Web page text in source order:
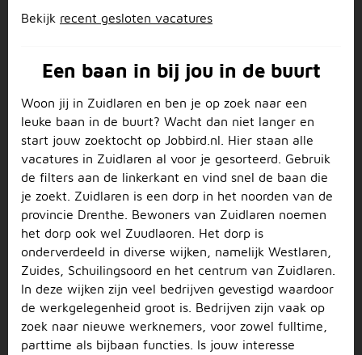
Bekijk recent gesloten vacatures
Een baan in bij jou in de buurt
Woon jij in Zuidlaren en ben je op zoek naar een
leuke baan in de buurt? Wacht dan niet langer en
start jouw zoektocht op Jobbird.nl. Hier staan alle
vacatures in Zuidlaren al voor je gesorteerd. Gebruik
de filters aan de linkerkant en vind snel de baan die
je zoekt. Zuidlaren is een dorp in het noorden van de
provincie Drenthe. Bewoners van Zuidlaren noemen
het dorp ook wel Zuudlaoren. Het dorp is
onderverdeeld in diverse wijken, namelijk Westlaren,
Zuides, Schuilingsoord en het centrum van Zuidlaren.
In deze wijken zijn veel bedrijven gevestigd waardoor
de werkgelegenheid groot is. Bedrijven zijn vaak op
zoek naar nieuwe werknemers, voor zowel fulltime,
parttime als bijbaan functies. Is jouw interesse